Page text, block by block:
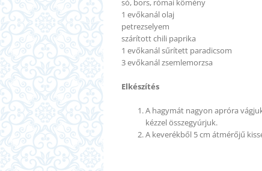
só, bors, római kömény
1 evőkanál olaj
petrezselyem
szárított chili paprika
1 evőkanál sűrített paradicsom
3 evőkanál zsemlemorzsa
Elkészítés
A hagymát nagyon apróra
kézzel összegyúrjuk.
A keverékből 5 cm átmérőjű